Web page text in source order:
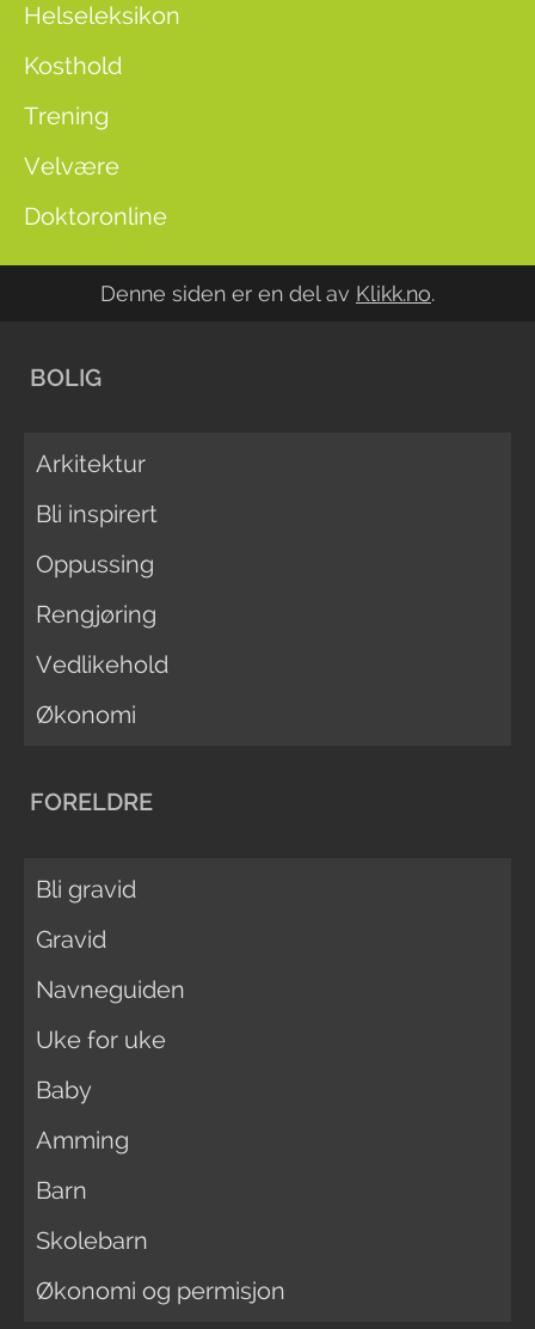
Helseleksikon
Kosthold
Trening
Velvære
Doktoronline
Denne siden er en del av Klikk.no.
BOLIG
Arkitektur
Bli inspirert
Oppussing
Rengjøring
Vedlikehold
Økonomi
FORELDRE
Bli gravid
Gravid
Navneguiden
Uke for uke
Baby
Amming
Barn
Skolebarn
Økonomi og permisjon